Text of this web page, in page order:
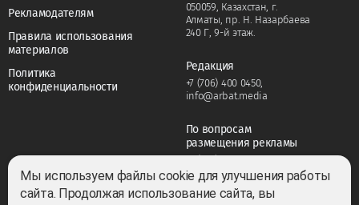
Рекламодателям
Правила использования
материалов
Политика
конфиденциальности
050059, Казахстан, г.
Алматы, пр. Н. Назарбаева
240 Г, 9-й этаж.
Редакция
+7 (706) 400 0450,
info@arbat.media
По вопросам
размещения рекламы
adv@arbat.media
Мы используем файлы cookie для улучшения работы
сайта. Продолжая использование сайта, вы